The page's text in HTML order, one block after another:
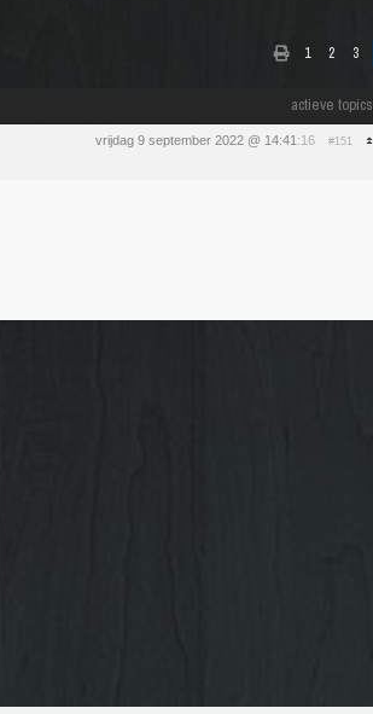
1 2 3
actieve topics
vrijdag 9 september 2022 @ 14:41 :16 #151